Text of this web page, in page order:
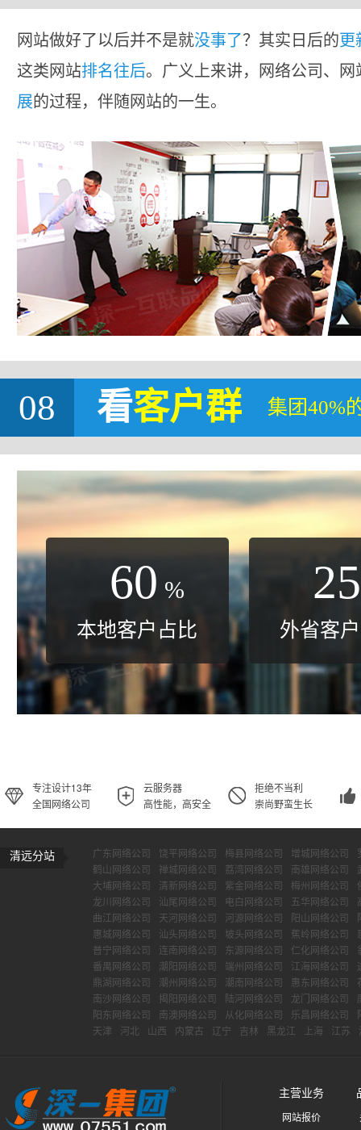
网站做好了以后并不是就没事了？其实日后的更
这类网站排名往后。广义上来讲，网络公司、
展的过程，伴随网站的一生。
08 看客户群 集团40%
60 %
本地客户占比
25
外省客
专注设计13年
全国网络公司
云服务器
高性能，高安全
拒绝不当利
崇尚野蛮生长
清远分站 广东网络公司 饶平网络公司 梅县网络公司 增城网络公司
鹤山网络公司
禅城网络公司 荔湾网络公司 南雄网络公司
大埔网络公司
清新网络公司 紫金网络公司 梅州网络公司
龙川网络公司
汕尾网络公司 电白网络公司 五华网络公司
曲江网络公司
天河网络公司 河源网络公司 阳山网络公司
惠城网络公司
汕头网络公司 坡头网络公司 蕉岭网络公司
普宁网络公司
连南网络公司 东源网络公司 仁化网络公司
番禺网络公司
潮阳网络公司 端州网络公司 江海网络公司
鼎湖网络公司
潮州网络公司 潮南网络公司 惠东网络公司
南沙网络公司
揭阳网络公司 陆河网络公司 龙门网络公司
阳东网络公司
南澳网络公司 从化网络公司 乐昌网络公司
天津
河北 山西 内蒙古 辽宁 吉林 黑龙江 上海 江苏
主营业务
网站报价